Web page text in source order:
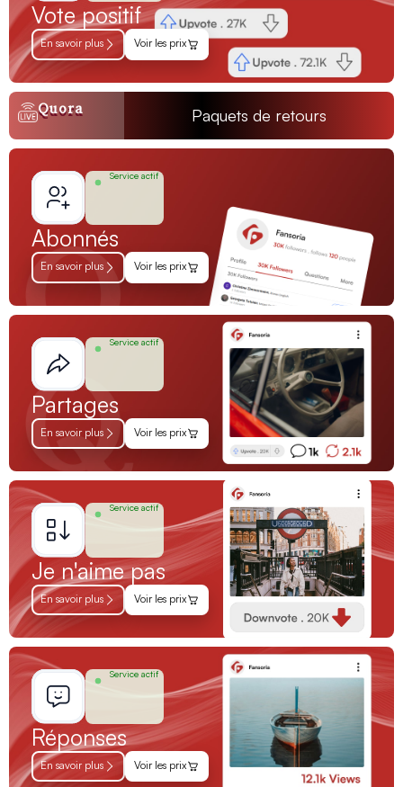
Vote positif
En savoir plus Voir les prix
Quora Paquets de retours
Service actif
Abonnés
En savoir plus Voir les prix
Service actif
Partages
En savoir plus Voir les prix
Service actif
Je n'aime pas
En savoir plus Voir les prix
Service actif
Réponses
En savoir plus Voir les prix